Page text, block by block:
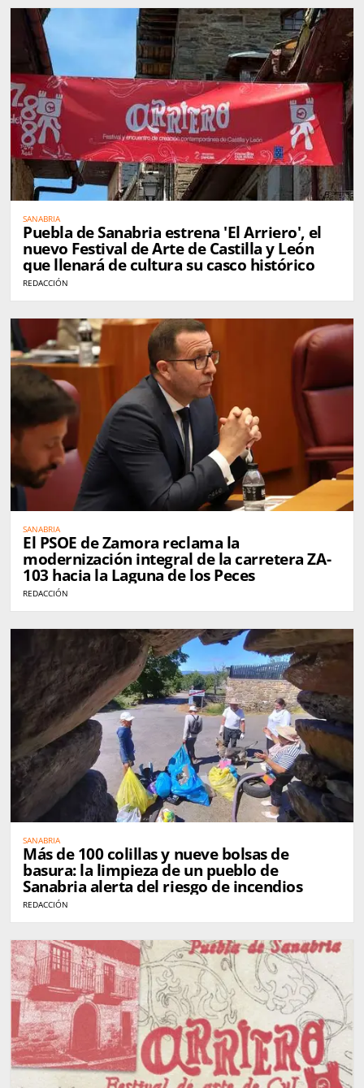
SANABRIA
Puebla de Sanabria estrena 'El Arriero', el
nuevo Festival de Arte de Castilla y León
que llenará de cultura su casco histórico
REDACCIÓN
SANABRIA
El PSOE de Zamora reclama la
modernización integral de la carretera ZA-
103 hacia la Laguna de los Peces
REDACCIÓN
SANABRIA
Más de 100 colillas y nueve bolsas de
basura: la limpieza de un pueblo de
Sanabria alerta del riesgo de incendios
REDACCIÓN